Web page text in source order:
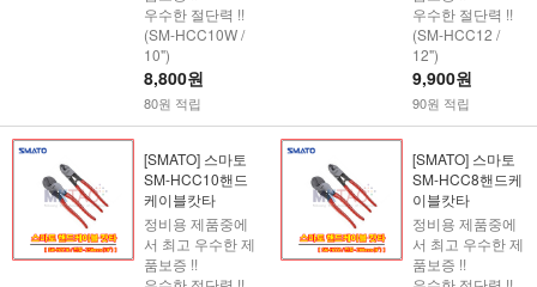
우수한 절단력 !!
(SM-HCC10W /
10")
8,800원
80원 적립
우수한 절단력 !!
(SM-HCC12 /
12")
9,900원
90원 적립
[SMATO] 스마토
SM-HCC10핸드
케이블캇타
정비용 제품중에
서 최고 우수한 제
품보증 !!
[SMATO] 스마토
SM-HCC8핸드케
이블캇타
정비용 제품중에
서 최고 우수한 제
품보증 !!